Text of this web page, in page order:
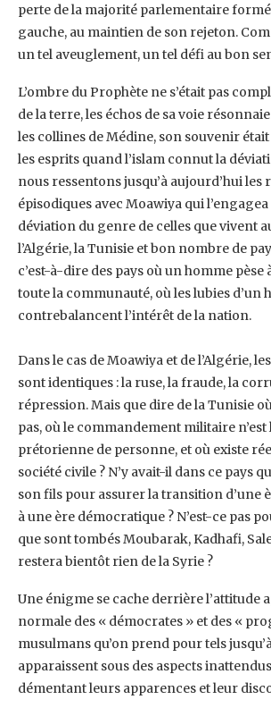
perte de la majorité parlementaire
‎gauche, au maintien de son rejeton.
un tel aveuglement, un tel défi au ‎bon
L’ombre du Prophète ne s’était pas
de la terre, les échos de sa voie
les collines de Médine, son souvenir
les ‎esprits quand l’islam connut la
nous ressentons jusqu’à aujourd’hui ‎les
épisodiques avec Moawiya qui
déviation du genre de celles ‎que vivent
l’Algérie, la Tunisie et bon nombre de
c’est-à-dire ‎des pays où un homme pèse
toute la communauté, où les lubies d’un
contrebalancent l’intérêt de la nation.
Dans le cas de Moawiya et de l’Algérie,
sont identiques : la ruse, la ‎fraude, la
répression. Mais que dire de la Tunisie
pas, ‎où le commandement militaire n’est
prétorienne de personne, et où existe
société civile ? N’y avait-il dans ce pays
son fils pour ‎assurer la transition d’une
à une ère démocratique ? N’est-ce pas
que sont tombés Moubarak, Kadhafi,
restera bientôt rien de la ‎Syrie ?‎
Une énigme se cache derrière l’attitude
normale des « démocrates » et des ‎‎«
musulmans qu’on prend pour tels
apparaissent sous des ‎aspects
démentant leurs apparences et leur